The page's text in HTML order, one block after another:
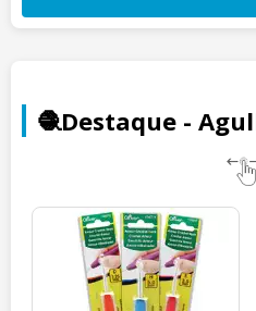
🧶Destaque -